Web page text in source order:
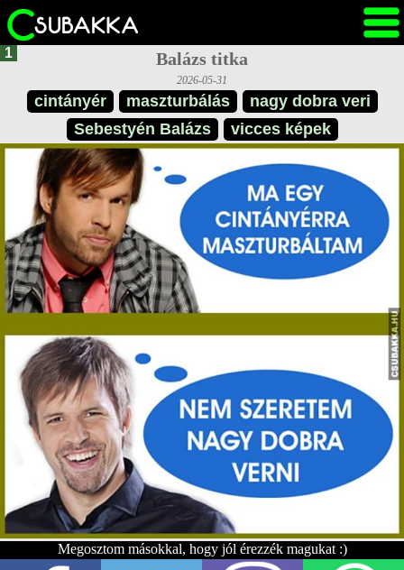
1 Balázs titka
2026-05-31
cintányér maszturbálás
nagy dobra veri
Sebestyén Balázs
vicces képek
Megosztom másokkal, hogy jól érezzék magukat :)